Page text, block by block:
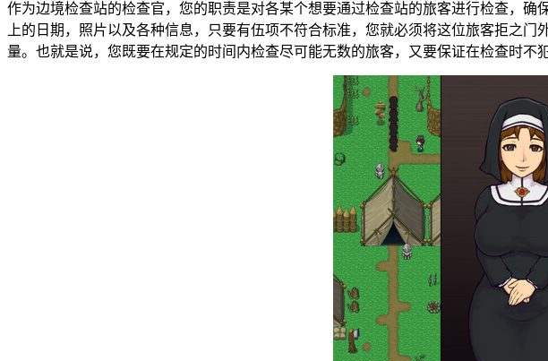
作为边境检查站的检查官，您的职责是对各某个想要通过检查站的旅客进行检查，
上的日期，照片以及各种信息，只要有伍项不符合标准，您就必须将这位旅客拒之
量。也就是说，您既要在规定的时间内检查尽可能无数的旅客，又要保证在检查时不